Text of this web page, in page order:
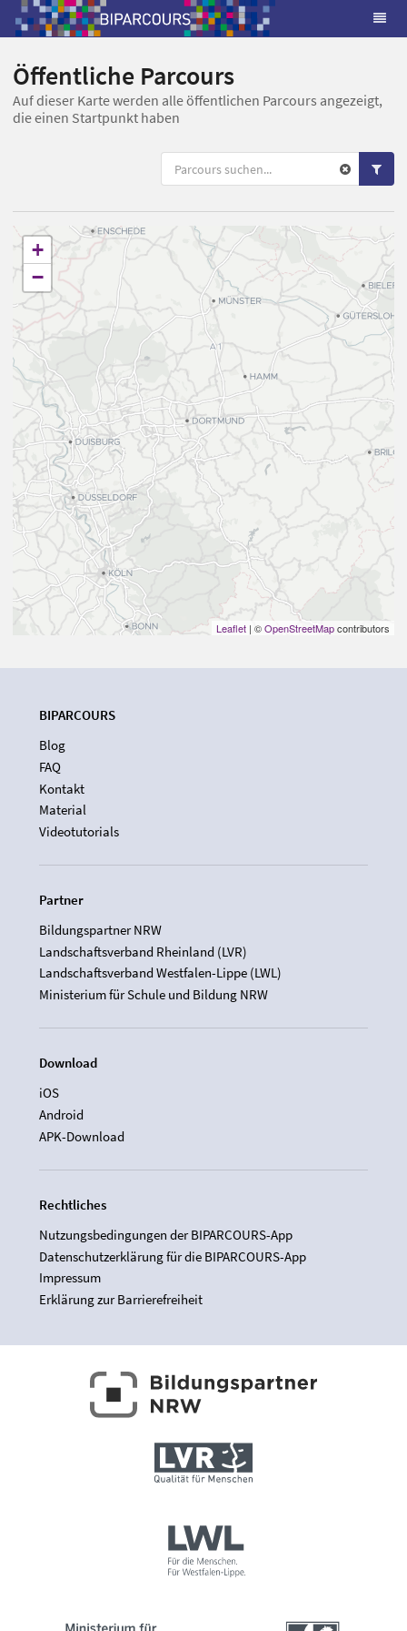
Öffentliche Parcours
Auf dieser Karte werden alle öffentlichen Parcours angezeigt,
die einen Startpunkt haben
+
−
Leaflet | ©OpenStreetMapcontributors
BIPARCOURS
Blog
FAQ
Kontakt
Material
Videotutorials
Partner
Bildungspartner NRW
Landschaftsverband Rheinland (LVR)
Landschaftsverband Westfalen-Lippe (LWL)
Ministerium für Schule und Bildung NRW
Download
iOS
Android
APK-Download
Rechtliches
Nutzungsbedingungen der BIPARCOURS-App
Datenschutzerklärung für die BIPARCOURS-App
Impressum
Erklärung zur Barrierefreiheit